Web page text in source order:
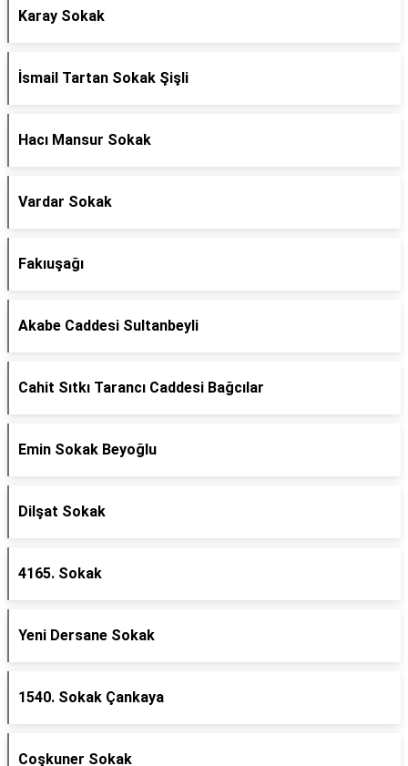
Karay Sokak
İsmail Tartan Sokak Şişli
Hacı Mansur Sokak
Vardar Sokak
Fakıuşağı
Akabe Caddesi Sultanbeyli
Cahit Sıtkı Tarancı Caddesi Bağcılar
Emin Sokak Beyoğlu
Dilşat Sokak
4165. Sokak
Yeni Dersane Sokak
1540. Sokak Çankaya
Coşkuner Sokak